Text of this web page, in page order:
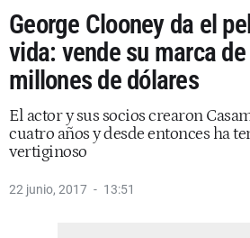
George Clooney da el
vida: vende su marca
millones de dólares
El actor y sus socios crearon
cuatro años y desde entonces ha
vertiginoso
22 junio, 2017 13:51